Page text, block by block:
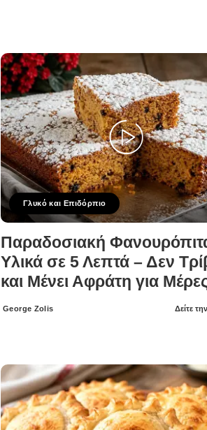
Γλυκό και Επιδόρπιο
Παραδοσιακή
Υλικά σε 5 Λεπτά – Δεν
και Μένει Αφράτη για
Posted
George Zolis Δείτε